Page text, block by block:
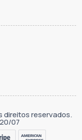
direitos reservados.
07